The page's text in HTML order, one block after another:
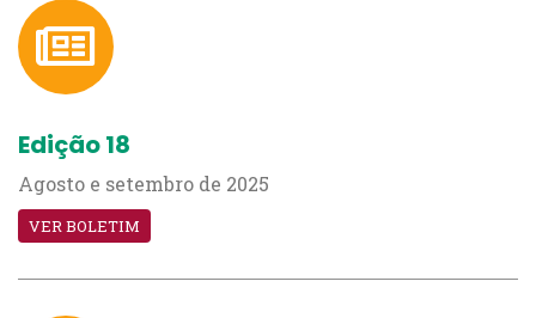
Edição 18
Agosto e setembro de 2025
VER BOLETIM